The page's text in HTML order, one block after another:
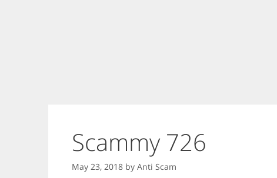
Scammy 726
May 23, 2018 by Anti Scam